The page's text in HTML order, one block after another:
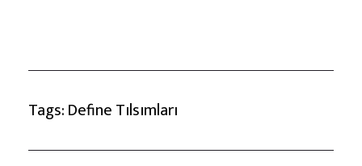
Tags:Define Tılsımları